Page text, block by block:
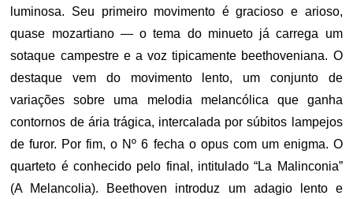
luminosa. Seu primeiro movimento é gracioso e arioso,
quase mozartiano — o tema do minueto já carrega um
sotaque campestre e a voz tipicamente beethoveniana. O
destaque vem do movimento lento, um conjunto de
variações sobre uma melodia melancólica que ganha
contornos de ária trágica, intercalada por súbitos lampejos
de furor. Por fim, o Nº 6 fecha o opus com um enigma. O
quarteto é conhecido pelo final, intitulado “La Malinconia”
(A Melancolia). Beethoven introduz um adagio lento e